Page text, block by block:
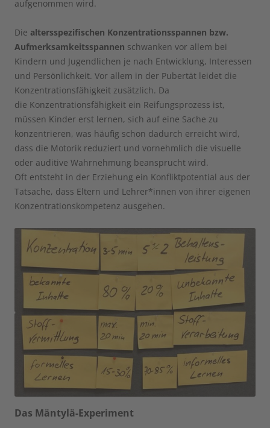
aufgenommen wird.​
Die altersspezifischen Konzentrationsspannen bzw.
Aufmerksamkeitsspannen schwanken vor allem bei
Kindern und Jugendlichen je nach Entwicklung, Interessen
und Persönlichkeit. Vor allem in der Pubertät leidet die
Konzentrationsfähigkeit zusätzlich. Da
die Konzentrationsfähigkeit ein Reifungsprozess ist,
müssen Kinder erst lernen, sich auf eine Sache zu
konzentrieren, was häufig schon dadurch erreicht wird,
dass die Motorik reduziert und vornehmlich die visuelle
oder auditive Wahrnehmung beansprucht wird.
Oft entsteht in der Erziehung ein Konfliktpotential aus der
Tatsache, dass Eltern und Lehrer*innen von ihrer eigenen
Konzentrationskompetenz ausgehen.
Das Mäntylä-Experiment